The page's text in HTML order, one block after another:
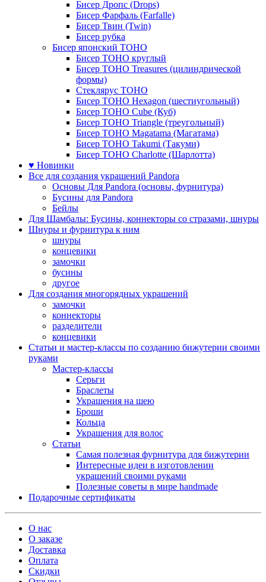
Бисер Дропс (Drops)
Бисер Фарфаль (Farfalle)
Бисер Твин (Twin)
Бисер рубка
Бисер японский TOHO
Бисер TOHO круглый
Бисер TOHO Treasures (цилиндрической
формы)
Стеклярус TOHO
Бисер TOHO Hexagon (шестиугольный)
Бисер TOHO Cube (Куб)
Бисер TOHO Triangle (треугольный)
Бисер TOHO Magatama (Магатама)
Бисер TOHO Takumi (Такуми)
Бисер TOHO Charlotte (Шарлотта)
♥ Новинки
Все для создания украшений Pandora
Основы Для Pandora (основы, фурнитура)
Бусины для Pandora
Бейлы
Для Шамбалы: Бусины, коннекторы со стразами, шнуры
Шнуры и фурнитура к ним
шнуры
концевики
замочки
бусины
другое
Для создания многорядных украшений
замочки
коннекторы
разделители
концевики
Статьи и мастер-классы по созданию бижутерии своими
руками
Мастер-классы
Серьги
Браслеты
Украшения на шею
Броши
Кольца
Украшения для волос
Статьи
Самая полезная фурнитура для бижутерии
Интересные идеи в изготовлении
украшений своими руками
Полезные советы в мире handmade
Подарочные сертификаты
О нас
О заказе
Доставка
Оплата
Скидки